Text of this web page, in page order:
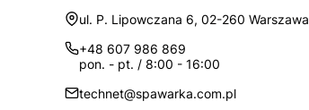
Adres:
ul. P. Lipowczana 6, 02-260 Warszawa
+48 607 986 869
pon. - pt. / 8:00 - 16:00
technet@spawarka.com.pl